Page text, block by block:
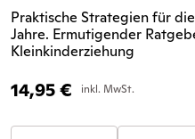
Praktische Strategien für
Jahre. Ermutigender
Kleinkinderziehung
14,95€ inkl. MwSt.